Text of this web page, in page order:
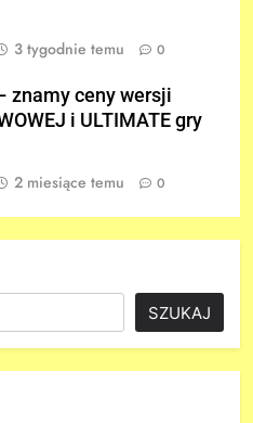
3 tygodnie temu 0
znamy ceny wersji
i ULTIMATE gry
2 miesiące temu 0
SZUKAJ